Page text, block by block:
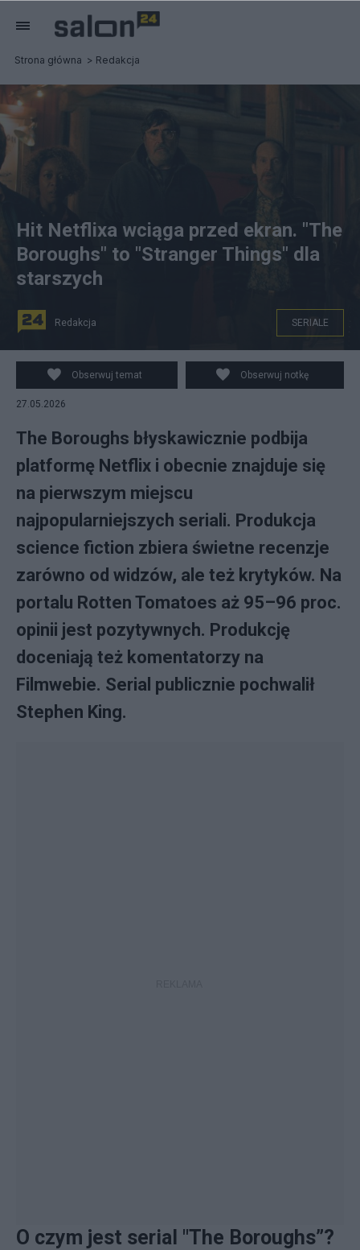
Strona główna Redakcja
Hit Netflixa wciąga przed ekran. "The
Boroughs" to "Stranger Things" dla
starszych
Redakcja SERIALE
Obserwuj temat Obserwuj notkę
27.05.2026
The Boroughs błyskawicznie podbija
platformę Netflix i obecnie znajduje się
na pierwszym miejscu
najpopularniejszych seriali. Produkcja
science fiction zbiera świetne recenzje
zarówno od widzów, ale też krytyków. Na
portalu Rotten Tomatoes aż 95–96 proc.
opinii jest pozytywnych. Produkcję
doceniają też komentatorzy na
Filmwebie. Serial publicznie pochwalił
Stephen King.
O czym jest serial "The Boroughs”?